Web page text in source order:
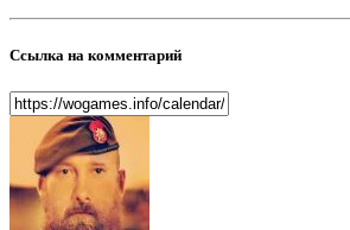
Ссылка на комментарий